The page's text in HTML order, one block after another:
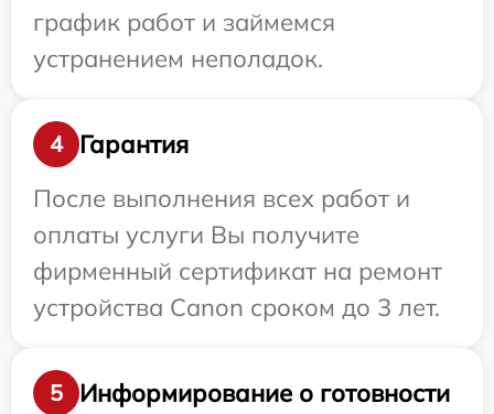
график работ и займемся
устранением неполадок.
4
Гарантия
После выполнения всех работ и
оплаты услуги Вы получите
фирменный сертификат на ремонт
устройства Canon сроком до 3 лет.
5
Информирование о готовности